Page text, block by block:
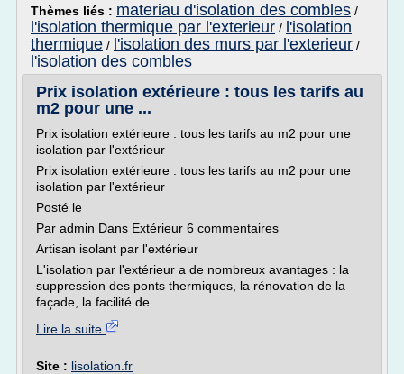
Thèmes liés : materiau d'isolation des combles /
l'isolation thermique par l'exterieur / l'isolation
thermique / l'isolation des murs par l'exterieur /
l'isolation des combles
Prix isolation extérieure : tous les tarifs au
m2 pour une ...
Prix isolation extérieure : tous les tarifs au m2 pour une
isolation par l'extérieur
Prix isolation extérieure : tous les tarifs au m2 pour une
isolation par l'extérieur
Posté le
Par admin Dans Extérieur 6 commentaires
Artisan isolant par l'extérieur
L'isolation par l'extérieur a de nombreux avantages : la
suppression des ponts thermiques, la rénovation de la
façade, la facilité de...
Lire la suite
Site : lisolation.fr